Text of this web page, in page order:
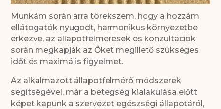
Munkám során arra törekszem, hogy a hozzám
ellátogatók nyugodt, harmonikus környezetbe
érkezve, az állapotfelmérések és konzultációk
során megkapják az Őket megillető szükséges
időt és maximális figyelmet.
Az alkalmazott állapotfelmérő módszerek
segítségével, már a betegség kialakulása előtt
képet kapunk a szervezet egészségi állapotáról,